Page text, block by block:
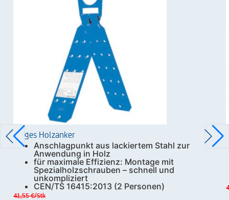
Zarges Holzanker
Anschlagpunkt aus lackiertem Stahl zur
Anwendung in Holz
für maximale Effizienz: Montage mit
Spezialholzschrauben – schnell und
unkompliziert
CEN/TS 16415:2013 (2 Personen)
41,55 €/Stk